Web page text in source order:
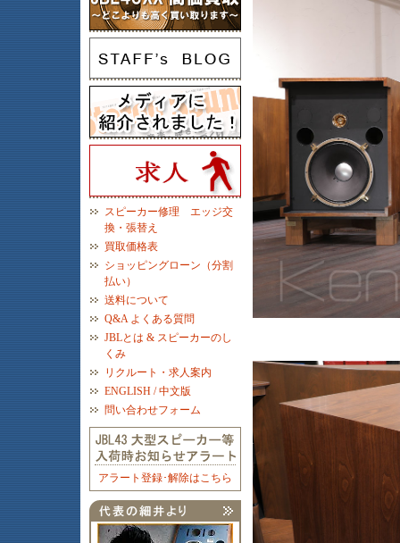
スピーカー修理 エッジ交
換・張替え
買取価格表
ショッピングローン（分割
払い）
送料について
Q&A よくある質問
JBLとは & スピーカーのし
くみ
リクルート・求人案内
ENGLISH / 中文版
問い合わせフォーム
アラート登録･解除はこちら